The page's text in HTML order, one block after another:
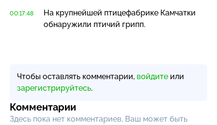
00:17:48
На крупнейшей птицефабрике Камчатки
обнаружили птичий грипп.
Чтобы оставлять комментарии, войдите или
зарегистрируйтесь.
Комментарии
Здесь пока нет комментариев, Ваш может быть